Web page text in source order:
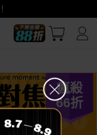
上折超划算
瘋殺
66折